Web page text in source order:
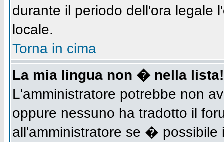
durante il periodo dell'ora legale
locale.
Torna in cima
La mia lingua non � nella lista!
L'amministratore potrebbe non
oppure nessuno ha tradotto il
all'amministratore se � possibile